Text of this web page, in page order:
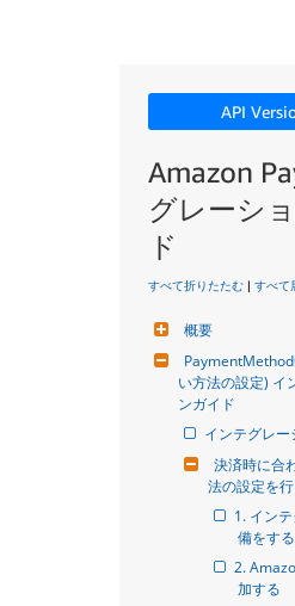
API
Amazon
グレーシ
ド
すべて折りたたむ | すべて
概要
い方法の設定) イ
ンガイド
インテグレ
決済時に合
法の設定を行
1. イン
備をする
2.
加する